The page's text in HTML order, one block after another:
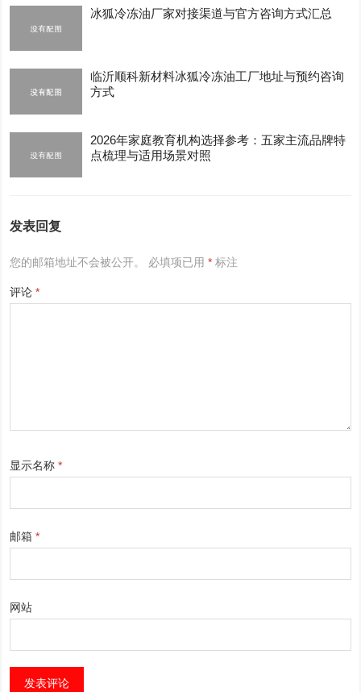
冰狐冷冻油厂家对接渠道与官方咨询方式汇总
临沂顺科新材料冰狐冷冻油工厂地址与预约咨询
方式
2026年家庭教育机构选择参考：五家主流品牌特
点梳理与适用场景对照
发表回复
您的邮箱地址不会被公开。 必填项已用* 标注
评论*
显示名称*
邮箱*
网站